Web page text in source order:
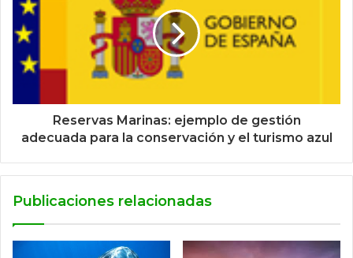
Reservas Marinas: ejemplo de gestión
adecuada para la conservación y el turismo azul
Publicaciones relacionadas